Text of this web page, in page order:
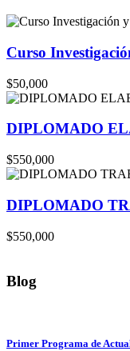
Curso
$50,000
DIPLOMADO
$550,000
DIPLOMADO
$550,000
Blog
Primer Programa de